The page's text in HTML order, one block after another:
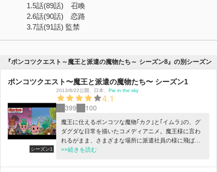
1.5話(89話) 召喚
2.6話(90話) 恋路
3.7話(91話) 監禁
『ポンコツクエスト～魔王と派遣の魔物たち～ シーズン8』の別シーズン
ポンコツクエスト〜魔王と派遣の魔物たち〜 シーズン1
シーズン1
2013/8/22公開 日本 Pie in the sky
4.1
399 100
魔王に仕えるポンコツな魔物｢カク｣と｢イムラ｣の、グ
ダグダな日常を描いたコメディアニメ。魔王様に言わ
れるがまま、さまざまな場所に派遣社員の様に飛ばさ
れる二人。その度文句を言ったり、ケンカしたり…。
グチをこぼす彼らは、果たして立派な魔物になれるの
>>続きを読む